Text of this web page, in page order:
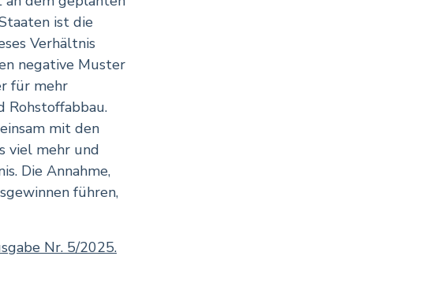
ist die
Verhältnis
negative Muster
für mehr
Rohstoffabbau.
mit den
viel mehr und
Die Annahme,
führen,
Nr. 5/2025.